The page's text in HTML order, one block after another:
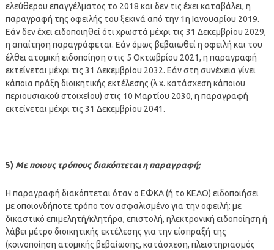
ελεύθερου επαγγέλματος το 2018 και δεν τις έχει καταβάλει, η
παραγραφή της οφειλής του ξεκινά από την 1η Ιανουαρίου 2019.
Εάν δεν έχει ειδοποιηθεί ότι χρωστά μέχρι τις 31 Δεκεμβρίου 2029,
η απαίτηση παραγράφεται. Εάν όμως βεβαιωθεί η οφειλή και του
έλθει ατομική ειδοποίηση στις 5 Οκτωβρίου 2021, η παραγραφή
εκτείνεται μέχρι τις 31 Δεκεμβρίου 2032. Εάν στη συνέχεια γίνει
κάποια πράξη διοικητικής εκτέλεσης (λ.χ. κατάσχεση κάποιου
περιουσιακού στοιχείου) στις 10 Μαρτίου 2030, η παραγραφή
εκτείνεται μέχρι τις 31 Δεκεμβρίου 2041.
5) Με ποιους τρόπους διακόπτεται η παραγραφή;
Η παραγραφή διακόπτεται όταν ο ΕΦΚΑ (ή το ΚΕΑΟ) ειδοποιήσει
με οποιονδήποτε τρόπο τον ασφαλισμένο για την οφειλή: με
δικαστικό επιμελητή/κλητήρα, επιστολή, ηλεκτρονική ειδοποίηση ή
λάβει μέτρο διοικητικής εκτέλεσης για την είσπραξή της
(κοινοποίηση ατομικής βεβαίωσης, κατάσχεση, πλειστηριασμός